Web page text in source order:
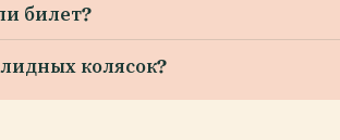
билет?
колясок?